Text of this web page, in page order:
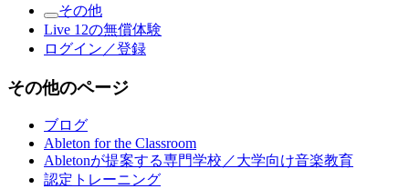
その他
Live 12の無償体験
ログイン／登録
その他のページ
ブログ
Ableton for the Classroom
Abletonが提案する専門学校／大学向け音楽教育
認定トレーニング